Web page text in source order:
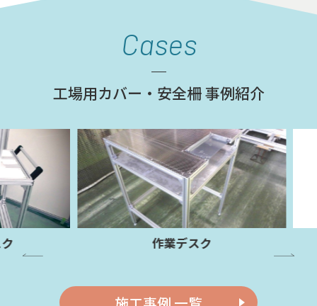
Cases
工場用カバー・安全柵 事例紹介
作業デスク